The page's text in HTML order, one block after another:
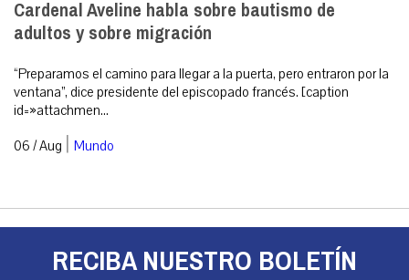
Cardenal Aveline habla sobre bautismo de
adultos y sobre migración
“Preparamos el camino para llegar a la puerta, pero entraron por la
ventana”, dice presidente del episcopado francés. [caption
id=»attachmen...
06 / Aug | Mundo
RECIBA NUESTRO BOLETÍN